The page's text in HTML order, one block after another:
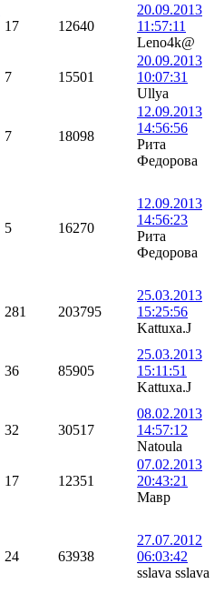
17 12640
20.09.2013
11:57:11
Leno4k@
7 15501
20.09.2013
10:07:31
Ullya
7 18098
12.09.2013
14:56:56
Рита
Федорова
5 16270
12.09.2013
14:56:23
Рита
Федорова
281 203795
25.03.2013
15:25:56
Kattuxa.J
36 85905
25.03.2013
15:11:51
Kattuxa.J
32 30517
08.02.2013
14:57:12
Natoula
17 12351
07.02.2013
20:43:21
Мавр
24 63938
27.07.2012
06:03:42
sslava sslava